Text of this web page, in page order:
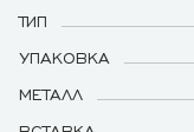
ТИП
УПАКОВКА
МЕТАЛЛ